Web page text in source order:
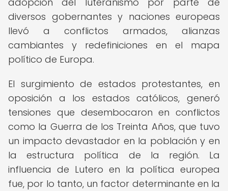
diversos gobernantes y naciones europeas
llevó a conflictos armados, alianzas
cambiantes y redefiniciones en el mapa
político de Europa.
El surgimiento de estados protestantes, en
oposición a los estados católicos, generó
tensiones que desembocaron en conflictos
como la Guerra de los Treinta Años, que tuvo
un impacto devastador en la población y en
la estructura política de la región. La
influencia de Lutero en la política europea
fue, por lo tanto, un factor determinante en la